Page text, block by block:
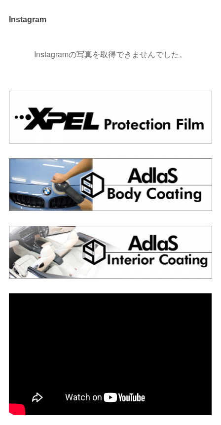
Instagram
Instagramの写真を取得できませんでした。